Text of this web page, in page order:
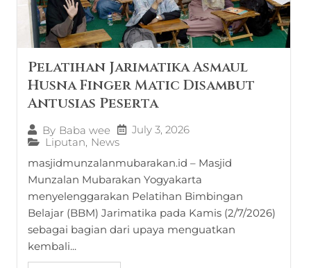
Pelatihan Jarimatika Asmaul
Husna Finger Matic Disambut
Antusias Peserta
By Baba wee
July 3, 2026
Liputan, News
masjidmunzalanmubarakan.id – Masjid
Munzalan Mubarakan Yogyakarta
menyelenggarakan Pelatihan Bimbingan
Belajar (BBM) Jarimatika pada Kamis (2/7/2026)
sebagai bagian dari upaya menguatkan
kembali...